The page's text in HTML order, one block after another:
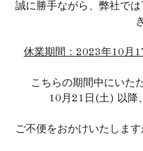
誠に勝手ながら、弊社で
休業期間：2023年10月
こちらの期間中にいた
10月21日(土) 以降
ご不便をおかけいたしま